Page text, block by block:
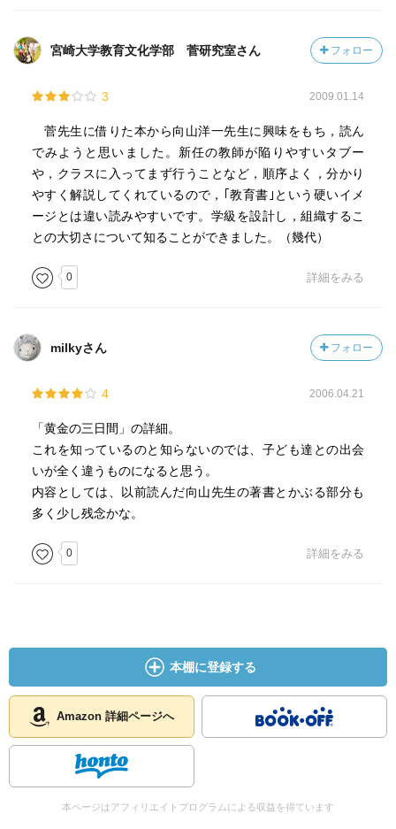
宮崎大学教育文化学部 菅研究室さん フォロー
3 2009.01.14
菅先生に借りた本から向山洋一先生に興味をもち，読ん
でみようと思いました。新任の教師が陥りやすいタブー
や，クラスに入ってまず行うことなど，順序よく，分かり
やすく解説してくれているので，｢教育書｣という硬いイメ
ージとは違い読みやすいです。学級を設計し，組織するこ
との大切さについて知ることができました。（幾代）
0 詳細をみる
milkyさん フォロー
4 2006.04.21
「黄金の三日間」の詳細。
これを知っているのと知らないのでは、子ども達との出会
いが全く違うものになると思う。
内容としては、以前読んだ向山先生の著書とかぶる部分も
多く少し残念かな。
0 詳細をみる
本棚に登録する
Amazon 詳細ページへ
本ページはアフィリエイトプログラムによる収益を得ています